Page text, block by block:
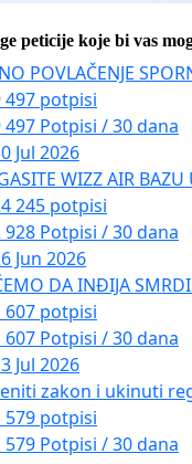
peticije koje bi vas
POVLAČENJE
497 potpisi
497 Potpisi / 30 dana
Jul 2026
WIZZ AIR
245 potpisi
928 Potpisi / 30 dana
Jun 2026
DA INĐIJA
607 potpisi
607 Potpisi / 30 dana
Jul 2026
zakon i ukinuti
579 potpisi
579 Potpisi / 30 dana